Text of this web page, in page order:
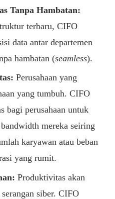
Tanpa Hambatan:
terbaru, CIFO
data antar departemen
hambatan (seamless).
Perusahaan yang
yang tumbuh. CIFO
bagi perusahaan untuk
mereka seiring
karyawan atau beban
yang rumit.
Produktivitas akan
siber. CIFO